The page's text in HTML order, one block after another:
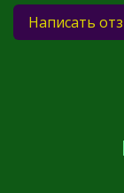
Написать